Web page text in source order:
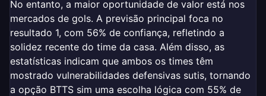
No entanto, a maior oportunidade de valor está nos
mercados de gols. A previsão principal foca no
resultado 1, com 56% de confiança, refletindo a
solidez recente do time da casa. Além disso, as
estatísticas indicam que ambos os times têm
mostrado vulnerabilidades defensivas sutis, tornando
a opção BTTS sim uma escolha lógica com 55% de